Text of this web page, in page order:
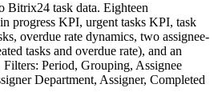
Bitrix24 task data. Eighteen
progress KPI, urgent tasks KPI, task
overdue rate dynamics, two assignee-
tasks and overdue rate), and an
Filters: Period, Grouping, Assignee
Department, Assigner, Completed